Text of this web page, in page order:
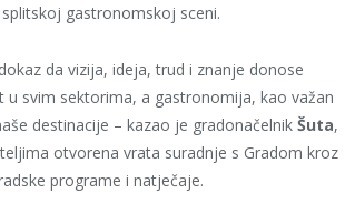
gastronomskoj sceni.
da vizija, ideja, trud i znanje donose
u svim sektorima, a gastronomija, kao važan
destinacije – kazao je gradonačelnikŠuta,
otvorena vrata suradnje s Gradom kroz
programe i natječaje.